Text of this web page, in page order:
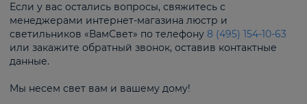
Если у вас остались вопросы, свяжитесь с
менеджерами интернет-магазина люстр и
светильников «ВамСвет» по телефону 8 (495) 154-10-63
или закажите обратный звонок, оставив контактные
данные.
Мы несем свет вам и вашему дому!